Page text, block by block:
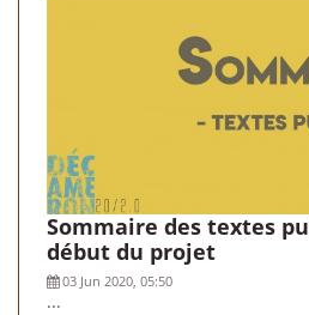
Sommaire des textes
début du projet
03 Jun 2020, 05:50
...